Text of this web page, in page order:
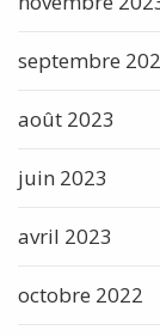
septembre
août 2023
juin 2023
avril 2023
octobre 2022